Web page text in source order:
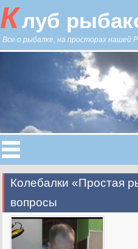
Клуб
Все о рыбалке, на просторах нашей
Колебалки «Простая
вопросы